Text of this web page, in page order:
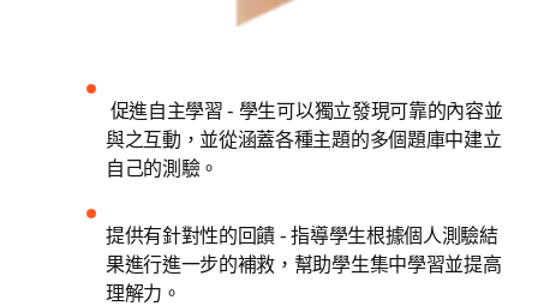
與之互動，並從涵蓋各種主題的多個題庫中建立
自己的測驗。
提供有針對性的回饋 - 指導學生根據個人測驗結
果進行進一步的補救，幫助學生集中學習並提高
理解力。